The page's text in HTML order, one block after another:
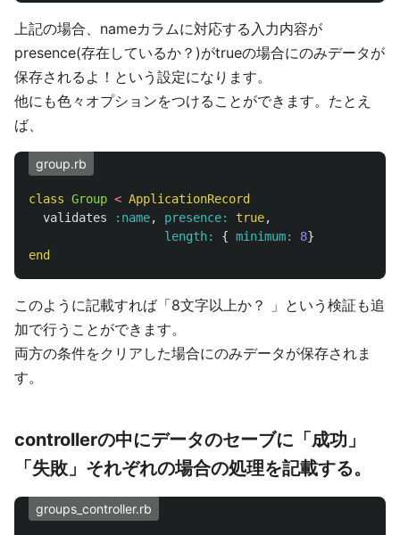
上記の場合、nameカラムに対応する入力内容が
presence(存在しているか？)がtrueの場合にのみデータが
保存されるよ！という設定になります。
他にも色々オプションをつけることができます。たとえ
ば、
group.rb
class Group < ApplicationRecord
validates
:name, presence: true,
length: { minimum: 8}
end
このように記載すれば「8文字以上か？ 」という検証も追
加で行うことができます。
両方の条件をクリアした場合にのみデータが保存されま
す。
controllerの中にデータのセーブに「成功」
「失敗」それぞれの場合の処理を記載する。
groups_controller.rb